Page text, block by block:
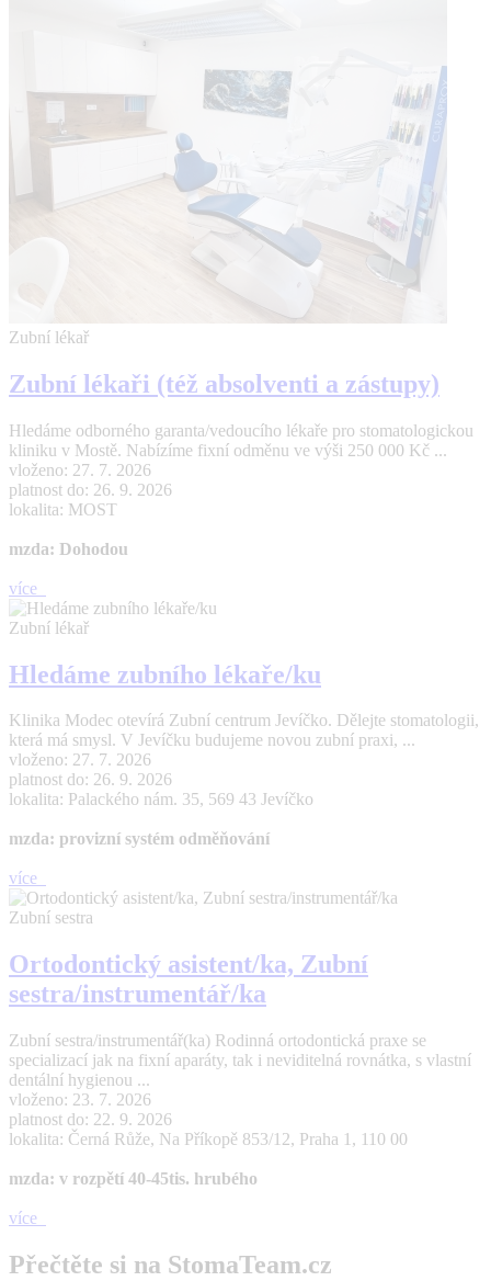
Zubní lékař
Zubní lékaři (též absolventi a zástupy)
Hledáme odborného garanta/vedoucího lékaře pro stomatologickou
kliniku v Mostě. Nabízíme fixní odměnu ve výši 250 000 Kč ...
vloženo: 27. 7. 2026
platnost do: 26. 9. 2026
lokalita: MOST
mzda: Dohodou
více
Zubní lékař
Hledáme zubního lékaře/ku
Klinika Modec otevírá Zubní centrum Jevíčko. Dělejte stomatologii,
která má smysl. V Jevíčku budujeme novou zubní praxi, ...
vloženo: 27. 7. 2026
platnost do: 26. 9. 2026
lokalita: Palackého nám. 35, 569 43 Jevíčko
mzda: provizní systém odměňování
více
Zubní sestra
Ortodontický asistent/ka, Zubní
sestra/instrumentář/ka
Zubní sestra/instrumentář(ka) Rodinná ortodontická praxe se
specializací jak na fixní aparáty, tak i neviditelná rovnátka, s vlastní
dentální hygienou ...
vloženo: 23. 7. 2026
platnost do: 22. 9. 2026
lokalita: Černá Růže, Na Příkopě 853/12, Praha 1, 110 00
mzda: v rozpětí 40-45tis. hrubého
více
Přečtěte si na StomaTeam.cz